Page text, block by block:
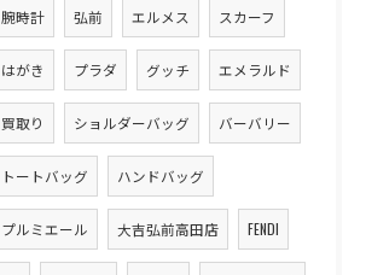
腕時計 弘前 エルメス スカーフ
はがき プラダ グッチ エメラルド
買取り ショルダーバッグ バーバリー
トートバッグ ハンドバッグ
プルミエール 大吉弘前高田店 FENDI